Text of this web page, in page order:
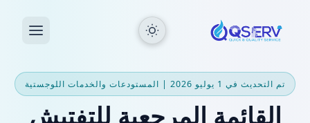
تم التحديث في 1 يوليو 2026 | المستودعات والخدمات اللوجستية
القائمة المرجعية للتفتيش